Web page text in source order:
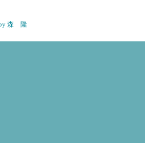
森 隆